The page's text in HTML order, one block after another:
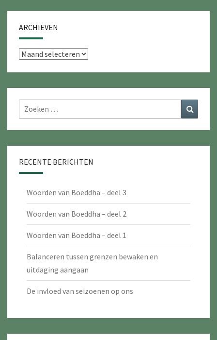
ARCHIEVEN
Archieven
Zoeken
naar:
RECENTE BERICHTEN
Woorden van Boeddha – deel 3
Woorden van Boeddha – deel 2
Woorden van Boeddha – deel 1
Balanceren tussen grenzen bewaken en
uitdaging aangaan
De invloed van seizoenen op ons